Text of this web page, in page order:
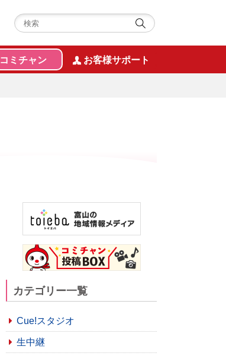
コミチャン お客様サポート
カテゴリー一覧
Cue!スタジオ
生中継